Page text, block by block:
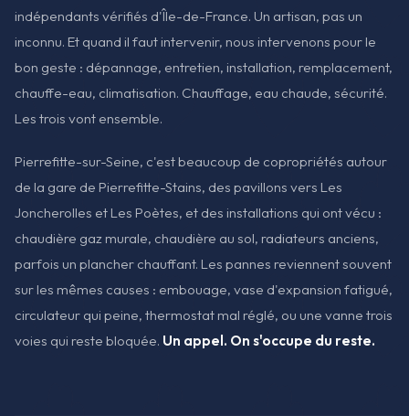
indépendants vérifiés d'Île-de-France. Un artisan, pas un
inconnu. Et quand il faut intervenir, nous intervenons pour le
bon geste : dépannage, entretien, installation, remplacement,
chauffe-eau, climatisation. Chauffage, eau chaude, sécurité.
Les trois vont ensemble.
Pierrefitte-sur-Seine, c'est beaucoup de copropriétés autour
de la gare de Pierrefitte-Stains, des pavillons vers Les
Joncherolles et Les Poètes, et des installations qui ont vécu :
chaudière gaz murale, chaudière au sol, radiateurs anciens,
parfois un plancher chauffant. Les pannes reviennent souvent
sur les mêmes causes : embouage, vase d'expansion fatigué,
circulateur qui peine, thermostat mal réglé, ou une vanne trois
voies qui reste bloquée. Un appel. On s'occupe du reste.